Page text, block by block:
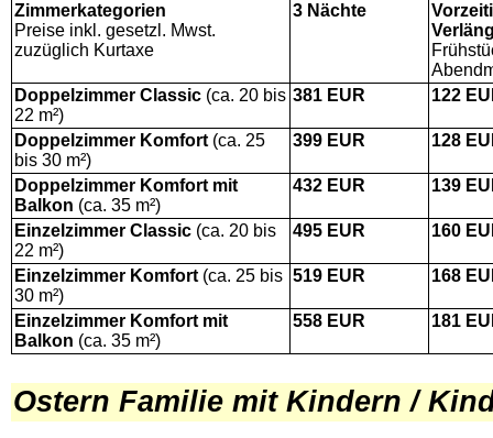
Zimmerkategorien
Preise inkl. gesetzl. Mwst.
zuzüglich Kurtaxe
3 Nächte
Doppelzimmer Classic (ca. 20 bis
22 m²)
381 EUR 122
Doppelzimmer Komfort (ca. 25
bis 30 m²)
399 EUR 128
Doppelzimmer Komfort mit
Balkon (ca. 35 m²)
432 EUR 139
Einzelzimmer Classic (ca. 20 bis
22 m²)
495 EUR 160
Einzelzimmer Komfort (ca. 25 bis
30 m²)
519 EUR 168
Einzelzimmer Komfort mit
Balkon (ca. 35 m²)
558 EUR 181
Ostern Familie mit Kindern /